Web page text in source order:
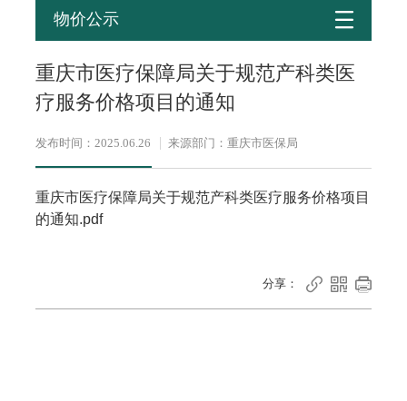
物价公示 
重庆市医疗保障局关于规范产科类医
疗服务价格项目的通知
发布时间：2025.06.26 来源部门：重庆市医保局
重庆市医疗保障局关于规范产科类医疗服务价格项目
的通知.pdf
分享：   